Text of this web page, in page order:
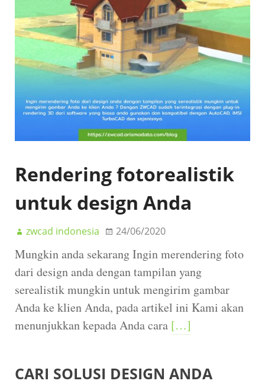
Rendering fotorealistik
untuk design Anda
zwcad indonesia 24/06/2020
Mungkin anda sekarang Ingin merendering foto
dari design anda dengan tampilan yang
serealistik mungkin untuk mengirim gambar
Anda ke klien Anda, pada artikel ini Kami akan
menunjukkan kepada Anda cara […]
CARI SOLUSI DESIGN ANDA